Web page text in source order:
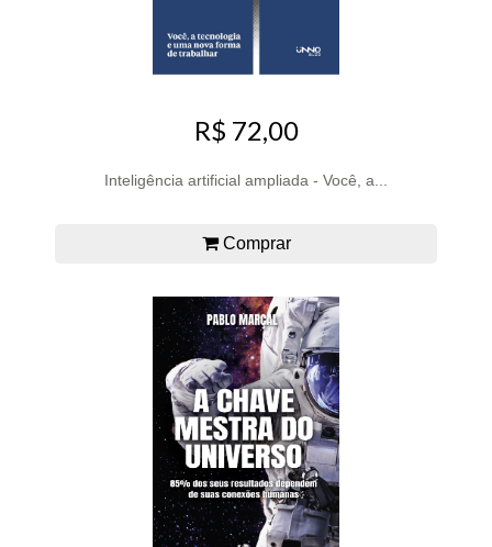
R$ 72,00
Inteligência artificial ampliada - Você, a...
Comprar